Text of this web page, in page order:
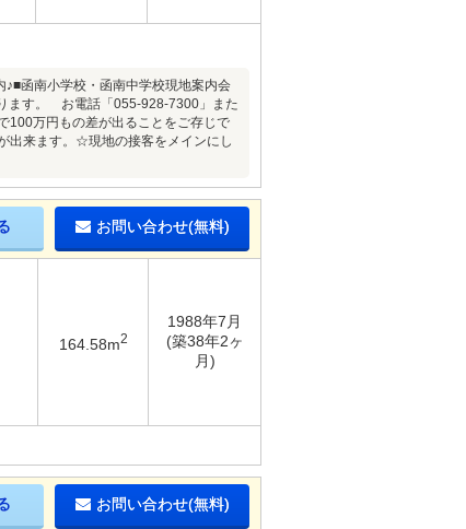
函南小学校・函南中学校現地案内会
ます。 お電話「055-928-7300」また
100万円もの差が出ることをご存じで
出来ます。☆現地の接客をメインにし
お問い合わせ(無料)
164.58m2
1988年7月
(築38年2ヶ
月)
お問い合わせ(無料)